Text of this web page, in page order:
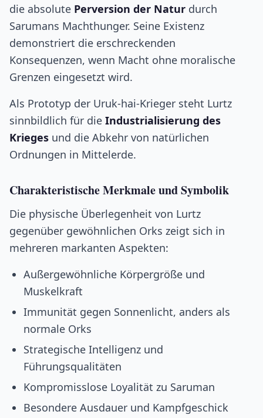
die absolute Perversion der Natur durch
Sarumans Machthunger. Seine Existenz
demonstriert die erschreckenden
Konsequenzen, wenn Macht ohne moralische
Grenzen eingesetzt wird.
Als Prototyp der Uruk-hai-Krieger steht Lurtz
sinnbildlich für die Industrialisierung des
Krieges und die Abkehr von natürlichen
Ordnungen in Mittelerde.
Charakteristische Merkmale und Symbolik
Die physische Überlegenheit von Lurtz
gegenüber gewöhnlichen Orks zeigt sich in
mehreren markanten Aspekten:
Außergewöhnliche Körpergröße und
Muskelkraft
Immunität gegen Sonnenlicht, anders als
normale Orks
Strategische Intelligenz und
Führungsqualitäten
Kompromisslose Loyalität zu Saruman
Besondere Ausdauer und Kampfgeschick